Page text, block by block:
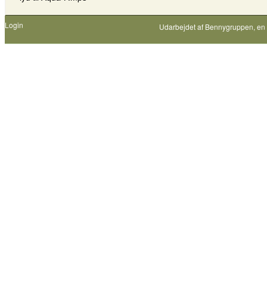
Login Udarbejdet af Bennygruppen,